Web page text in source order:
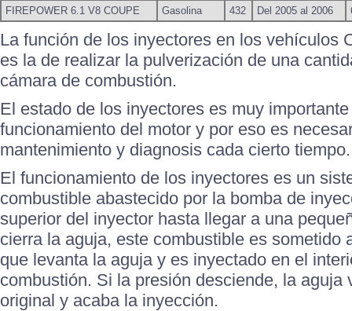
FIREPOWER 6.1 V8 COUPE
Gasolina 432 Del 2005 al 2006
La función de los inyectores en los vehículos
es la de realizar la pulverización de una
cámara de combustión.
El estado de los inyectores es muy
funcionamiento del motor y por eso es
mantenimiento y diagnosis cada cierto tiempo.
El funcionamiento de los inyectores es un
combustible abastecido por la bomba de
superior del inyector hasta llegar a una
cierra la aguja, este combustible es sometido
que levanta la aguja y es inyectado en el
combustión. Si la presión desciende, la aguja
original y acaba la inyección.